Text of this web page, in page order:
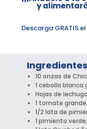
y
Descarga GRATIS
Ingredientes
10 onzas de
1 cebolla blanca
Hojas de
1 tomate
1/2 lata de
1 pimiento